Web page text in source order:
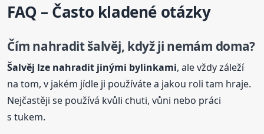
FAQ – Často kladené otázky
Čím nahradit šalvěj, když ji nemám doma?
Šalvěj lze nahradit jinými bylinkami, ale vždy záleží
na tom, v jakém jídle ji používáte a jakou roli tam hraje.
Nejčastěji se používá kvůli chuti, vůni nebo práci
s tukem.